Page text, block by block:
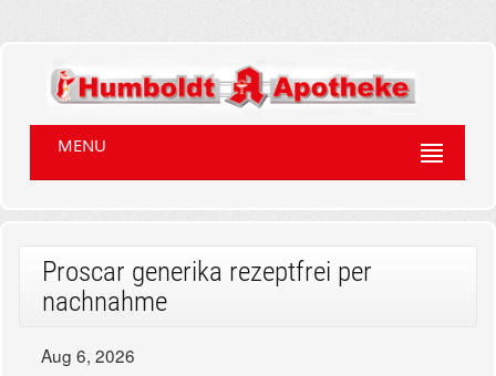
MENU
Proscar generika rezeptfrei per
nachnahme
Aug 6, 2026